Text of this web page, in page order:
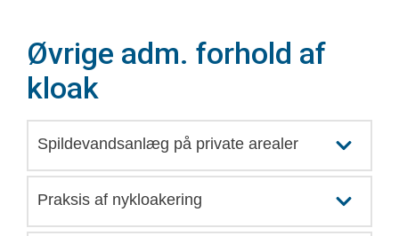
Øvrige adm. forhold af
kloak
Spildevandsanlæg på private arealer
Praksis af nykloakering